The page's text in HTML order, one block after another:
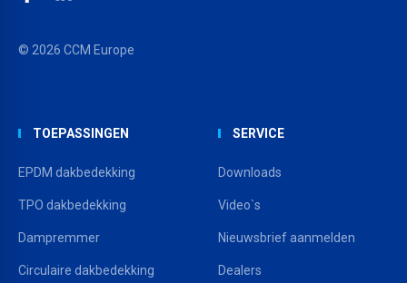
© 2026 CCM Europe
TOEPASSINGEN
EPDM dakbedekking
TPO dakbedekking
Dampremmer
Circulaire dakbedekking
SERVICE
Downloads
Video`s
Nieuwsbrief aanmelden
Dealers